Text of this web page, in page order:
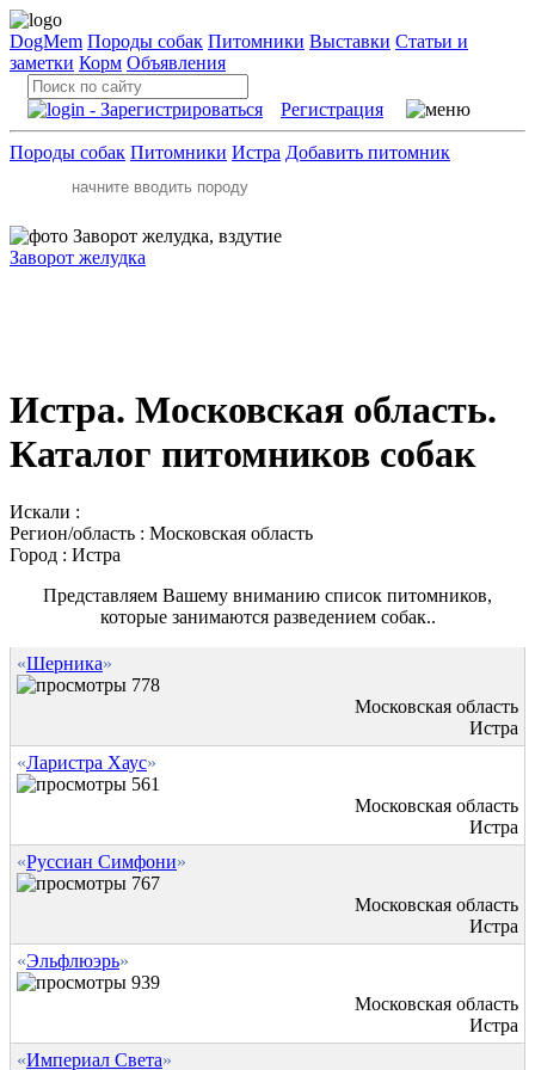
DogMem Породы собак Питомники Выставки Статьи и
заметки Корм Объявления
Регистрация
Породы собак Питомники Истра Добавить питомник
Заворот желудка
Истра. Московская область.
Каталог питомников собак
Искали :
Регион/область : Московская область
Город : Истра
Представляем Вашему вниманию список питомников,
которые занимаются разведением собак..
«Шерника»
778
Московская область
Истра
«Ларистра Хаус»
561
Московская область
Истра
«Руссиан Симфони»
767
Московская область
Истра
«Эльфлюэрь»
939
Московская область
Истра
«Империал Света»